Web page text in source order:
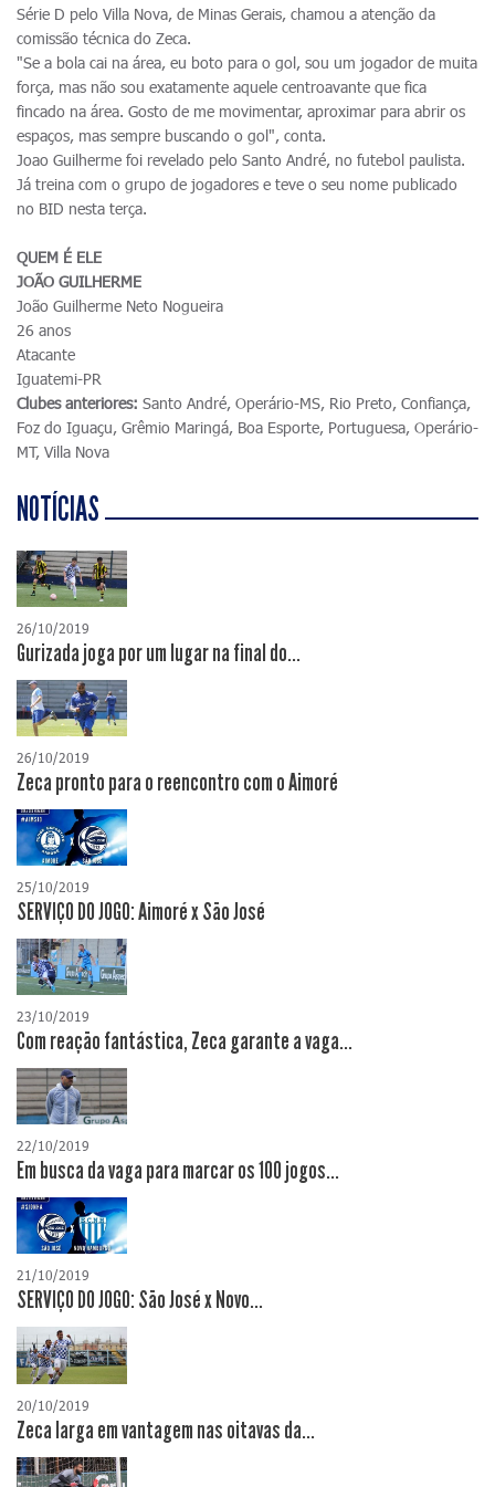
Série D pelo Villa Nova, de Minas Gerais, chamou a atenção da
comissão técnica do Zeca.
"Se a bola cai na área, eu boto para o gol, sou um jogador de muita
força, mas não sou exatamente aquele centroavante que fica
fincado na área. Gosto de me movimentar, aproximar para abrir os
espaços, mas sempre buscando o gol", conta.
Joao Guilherme foi revelado pelo Santo André, no futebol paulista.
Já treina com o grupo de jogadores e teve o seu nome publicado
no BID nesta terça.
QUEM É ELE
JOÃO GUILHERME
João Guilherme Neto Nogueira
26 anos
Atacante
Iguatemi-PR
Clubes anteriores: Santo André, Operário-MS, Rio Preto, Confiança,
Foz do Iguaçu, Grêmio Maringá, Boa Esporte, Portuguesa, Operário-
MT, Villa Nova
NOTÍCIAS
26/10/2019
Gurizada joga por um lugar na final do...
26/10/2019
Zeca pronto para o reencontro com o Aimoré
25/10/2019
SERVIÇO DO JOGO: Aimoré x São José
23/10/2019
Com reação fantástica, Zeca garante a vaga...
22/10/2019
Em busca da vaga para marcar os 100 jogos...
21/10/2019
SERVIÇO DO JOGO: São José x Novo...
20/10/2019
Zeca larga em vantagem nas oitavas da...